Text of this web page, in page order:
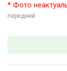
* Фото
передний